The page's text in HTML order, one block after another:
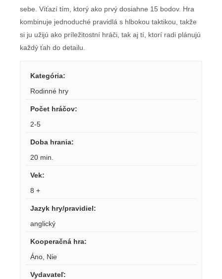
sebe. Víťazí tím, ktorý ako prvý dosiahne 15 bodov. Hra
kombinuje jednoduché pravidlá s hlbokou taktikou, takže
si ju užijú ako príležitostní hráči, tak aj tí, ktorí radi plánujú
každý ťah do detailu.
Kategória:
Rodinné hry
Počet hráčov:
2-5
Doba hrania:
20 min.
Vek:
8 +
Jazyk hry/pravidiel:
anglický
Kooperačná hra:
Áno Nie
Vydavateľ: